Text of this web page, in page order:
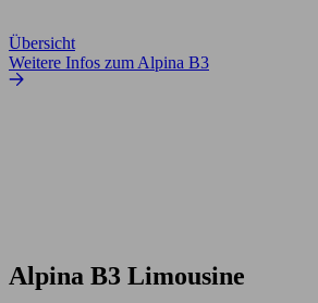
Übersicht
Weitere Infos zum Alpina B3
Alpina B3 Limousine